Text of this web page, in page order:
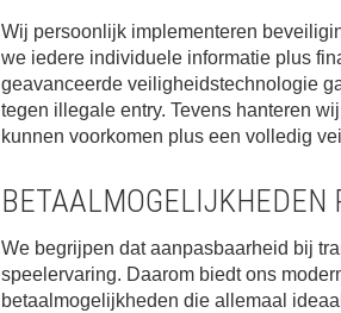
Wij persoonlijk implementeren
we iedere individuele informatie plus
geavanceerde veiligheidstechnologie
tegen illegale entry. Tevens hanteren
kunnen voorkomen plus een volledig
BETAALMOGELIJKHEDEN
We begrijpen dat aanpasbaarheid bij
speelervaring. Daarom biedt ons
betaalmogelijkheden die allemaal